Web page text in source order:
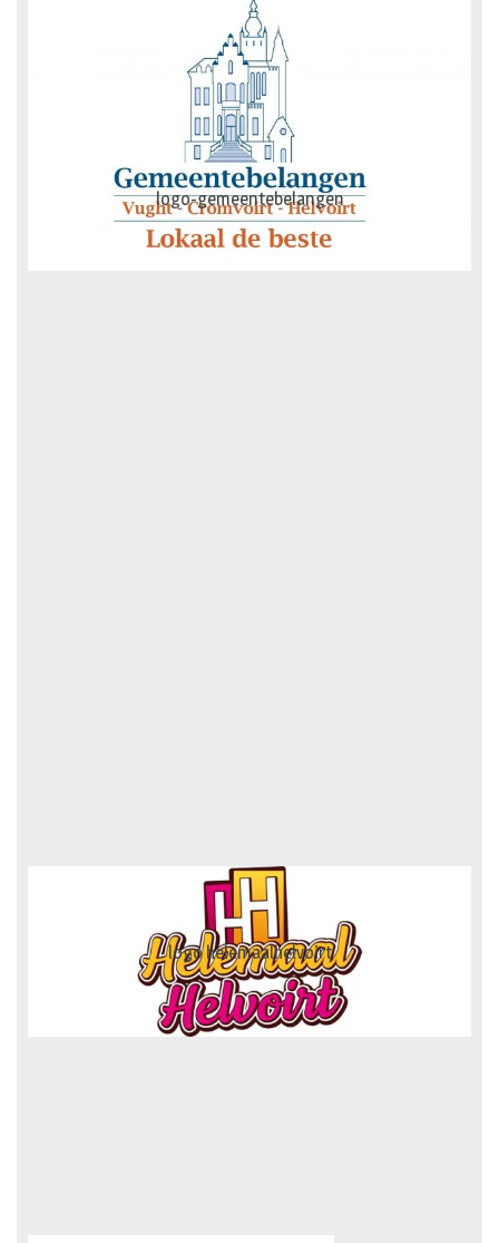
AG-Techniek
logo truckertruck 2023.fw